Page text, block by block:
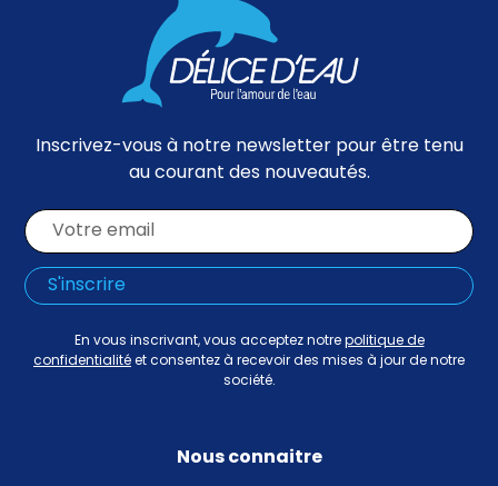
Inscrivez-vous à notre newsletter pour être tenu
au courant des nouveautés.
En vous inscrivant, vous acceptez notre politique de
confidentialité et consentez à recevoir des mises à jour de notre
société.
Nous connaitre